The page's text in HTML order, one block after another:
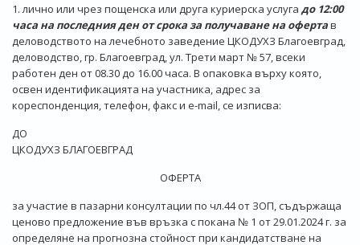
1. лично или чрез пощенска или друга куриерска услуга до 12:00
часа на последния ден от срока за получаване на офертав
деловодството на лечебното заведение ЦКОДУХЗ Благоевград,
деловодство, гр. Благоевград, ул. Трети март № 57, всеки
работен ден от 08.30 до 16.00 часа. В опаковка върху която,
освен идентификацията на участника, адрес за
кореспонденция, телефон, факс и e-mail, се изписва:
ДО
ЦКОДУХЗ БЛАГОЕВГРАД
ОФЕРТА
за участие в пазарни консултации по чл.44 от ЗОП, съдържаща
ценово предложение във връзка с покана № 1 от 29.01.2024 г. за
определяне на прогнозна стойност при кандидатстване на